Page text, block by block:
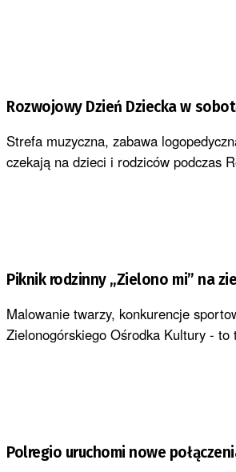
Rozwojowy Dzień Dziecka w
Strefa muzyczna, zabawa
czekają na dzieci i rodziców podczas
Piknik rodzinny „Zielono mi” na
Malowanie twarzy, konkurencje
Zielonogórskiego Ośrodka Kultury -
Polregio uruchomi nowe